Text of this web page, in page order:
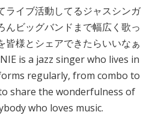
ライブ活動してるジャスシンガ
んビッグバンドまで幅広く歌っ
皆様とシェアできたらいいなぁ
is a jazz singer who lives in
regularly, from combo to
share the wonderfulness of
who loves music.